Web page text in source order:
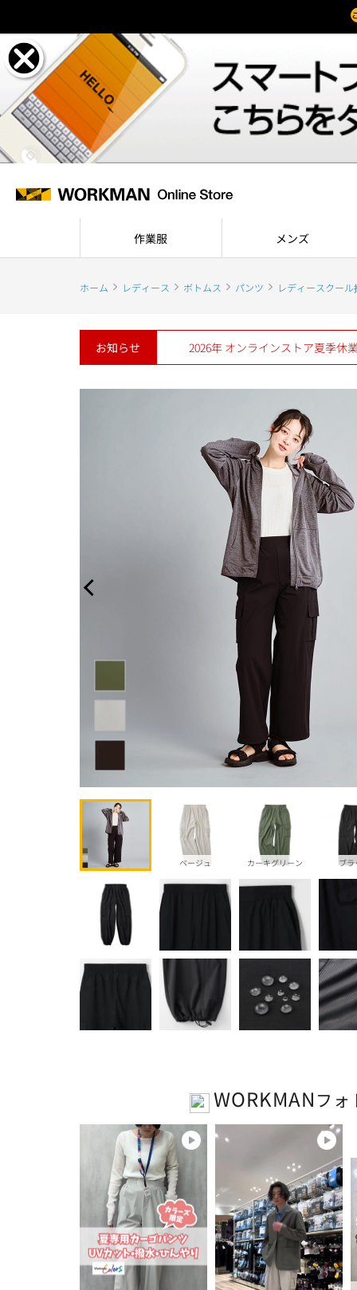
作業服 メンズ
ホーム レディース ボトムス パンツ レディースクー
お知らせ 2026年 オンラインストア夏季休
ベージュ カーキグリーン ブラ
WORKMAN フォ